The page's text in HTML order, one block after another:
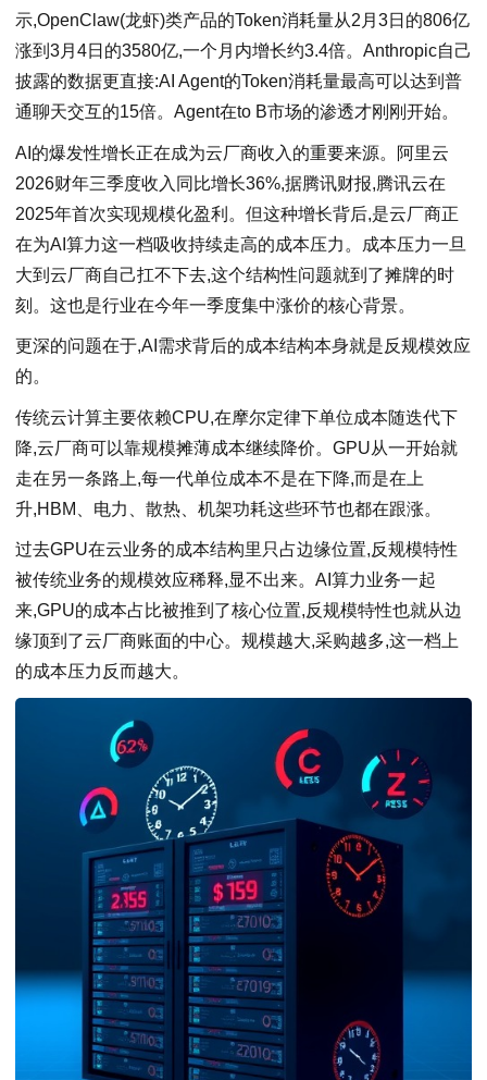
示,OpenClaw(龙虾)类产品的Token消耗量从2月3日的806亿
涨到3月4日的3580亿,一个月内增长约3.4倍。Anthropic自己
披露的数据更直接:AI Agent的Token消耗量最高可以达到普
通聊天交互的15倍。Agent在to B市场的渗透才刚刚开始。
AI的爆发性增长正在成为云厂商收入的重要来源。阿里云
2026财年三季度收入同比增长36%,据腾讯财报,腾讯云在
2025年首次实现规模化盈利。但这种增长背后,是云厂商正
在为AI算力这一档吸收持续走高的成本压力。成本压力一旦
大到云厂商自己扛不下去,这个结构性问题就到了摊牌的时
刻。这也是行业在今年一季度集中涨价的核心背景。
更深的问题在于,AI需求背后的成本结构本身就是反规模效应
的。
传统云计算主要依赖CPU,在摩尔定律下单位成本随迭代下
降,云厂商可以靠规模摊薄成本继续降价。GPU从一开始就
走在另一条路上,每一代单位成本不是在下降,而是在上
升,HBM、电力、散热、机架功耗这些环节也都在跟涨。
过去GPU在云业务的成本结构里只占边缘位置,反规模特性
被传统业务的规模效应稀释,显不出来。AI算力业务一起
来,GPU的成本占比被推到了核心位置,反规模特性也就从边
缘顶到了云厂商账面的中心。规模越大,采购越多,这一档上
的成本压力反而越大。